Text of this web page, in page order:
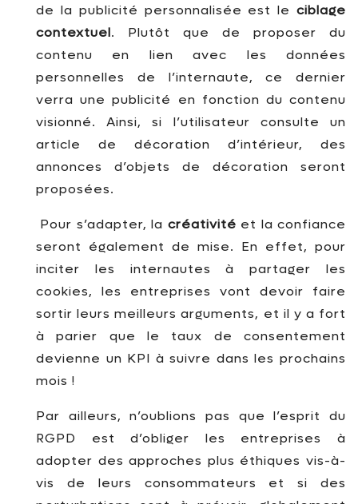
de la publicité personnalisée est le ciblage
contextuel. Plutôt que de proposer du
contenu en lien avec les données
personnelles de l’internaute, ce dernier
verra une publicité en fonction du contenu
visionné. Ainsi, si l’utilisateur consulte un
article de décoration d’intérieur, des
annonces d’objets de décoration seront
proposées.
Pour s’adapter, la créativité et la confiance
seront également de mise. En effet, pour
inciter les internautes à partager les
cookies, les entreprises vont devoir faire
sortir leurs meilleurs arguments, et il y a fort
à parier que le taux de consentement
devienne un KPI à suivre dans les prochains
mois !
Par ailleurs, n’oublions pas que l’esprit du
RGPD est d’obliger les entreprises à
adopter des approches plus éthiques vis-à-
vis de leurs consommateurs et si des